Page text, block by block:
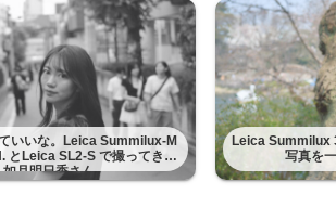
いいな。Leica Summilux-M
とLeica SL2-S で撮ってきた
月明日香さん
Leica Summilux
写真を